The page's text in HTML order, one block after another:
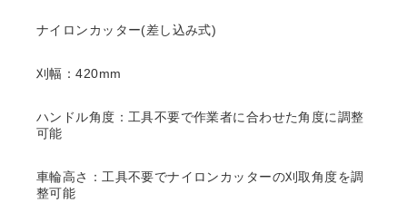
ナイロンカッター(差し込み式)
刈幅：420mm
ハンドル角度：工具不要で作業者に合わせた角度に調整
可能
車輪高さ：工具不要でナイロンカッターの刈取角度を調
整可能